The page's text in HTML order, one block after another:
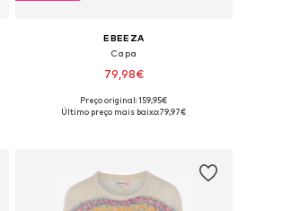
EBEEZA
Capa
79,98€
Tamanhos disponíveis: XS-S, M-L, XL-XXL
Preço original: 159,95€
Último preço mais baixo:79,97€